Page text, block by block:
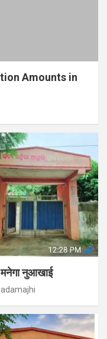
Amounts in
मनेगा नुआखाई